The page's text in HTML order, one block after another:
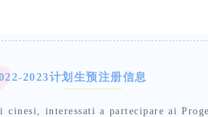
2023计划生预注册信息
interessati a partecipare ai